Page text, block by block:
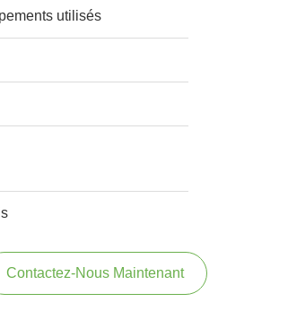
utilisés
Contactez-Nous Maintenant